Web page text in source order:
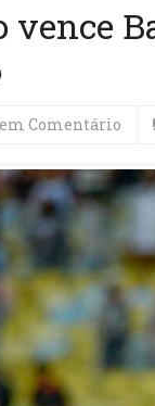
vence
Comentário